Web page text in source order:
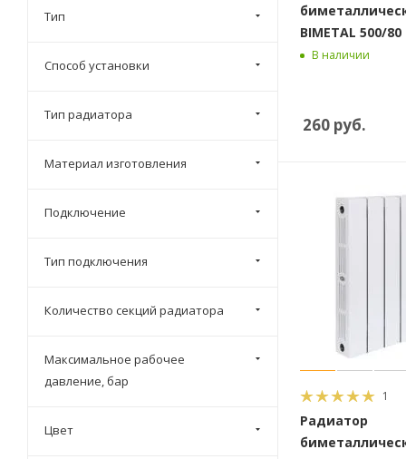
BIMETAL 500/
В наличии
260 руб.
1
Радиатор
Lammin
Тип
Способ установки
Тип радиатора
Материал изготовления
Подключение
Тип подключения
Количество секций радиатора
Максимальное рабочее
давление, бар
Цвет